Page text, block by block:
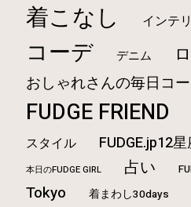
着こなし インテ
コーデ デニム
おしゃれさんの毎日コ
FUDGE FRIEND
スタイル FUDGE.jp12
本日のFUDGE GIRL 占い
Tokyo 着まわし30days